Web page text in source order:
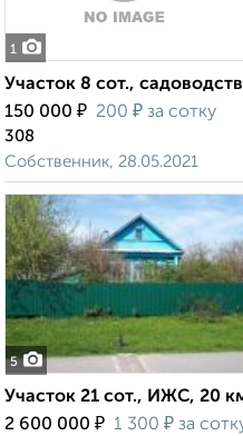
1
Участок 8 сот.,
150 000 ₽ 200 ₽ за сотку
308
Собственник, 28.05.2021
5
Участок 21 сот., ИЖС, 20
2 600 000 ₽ 1 300 ₽ за